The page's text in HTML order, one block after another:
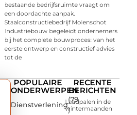
bestaande bedrijfsruimte vraagt om
een doordachte aanpak.
Staalconstructiebedrijf Molenschot
Industriebouw begeleidt ondernemers
bij het complete bouwproces: van het
eerste ontwerp en constructief advies
tot de
POPULAIRE
ONDERWERPEN
Dienstverlening
(79
)
RECENTE
BERICHTEN
Laadpalen in de
wintermaanden